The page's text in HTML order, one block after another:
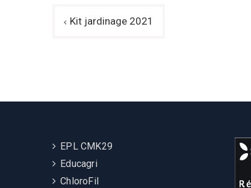
Kit jardinage 2021
EPL CMK29
Educagri
ChloroFil